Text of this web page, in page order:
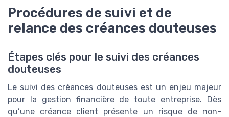
Procédures de suivi et de
relance des créances douteuses
Étapes clés pour le suivi des créances
douteuses
Le suivi des créances douteuses est un enjeu majeur
pour la gestion financière de toute entreprise. Dès
qu’une créance client présente un risque de non-